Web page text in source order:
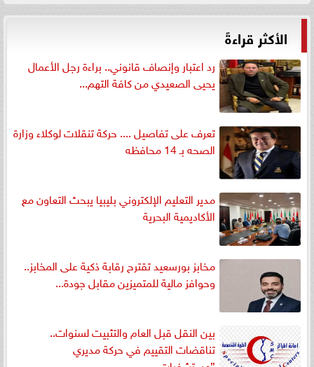
الأكثر قراءةً
رد اعتبار وإنصاف قانوني.. براءة رجل الأعمال
يحيى الصعيدي من كافة التهم...
تعرف على تفاصيل .... حركة تنقلات لوكلاء وزارة
الصحه بـ 14 محافظه
مدير التعليم الإلكتروني بليبيا يبحث التعاون مع
الأكاديمية البحرية
مخابز بورسعيد تقترح رقابة ذكية على المخابز..
وحوافز مالية للمتميزين مقابل جودة...
بين النقل قبل العام والتثبيت لسنوات..
تناقضات التقييم في حركة مديري